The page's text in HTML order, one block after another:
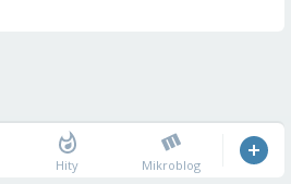
Hity Mikroblog